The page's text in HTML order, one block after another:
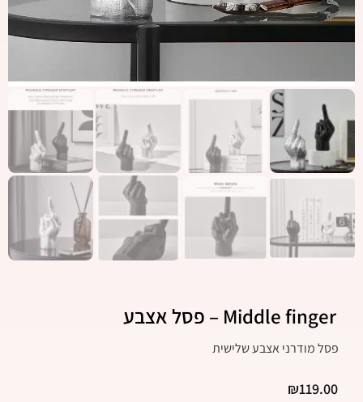
Middle finger – פסל אצבע
פסל מודרני אצבע שלישית
₪119.00